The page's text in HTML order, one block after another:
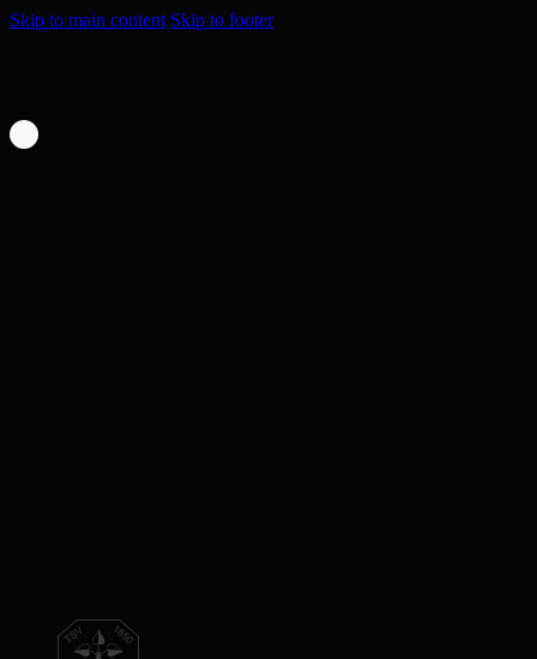
Skip to main content Skip to footer